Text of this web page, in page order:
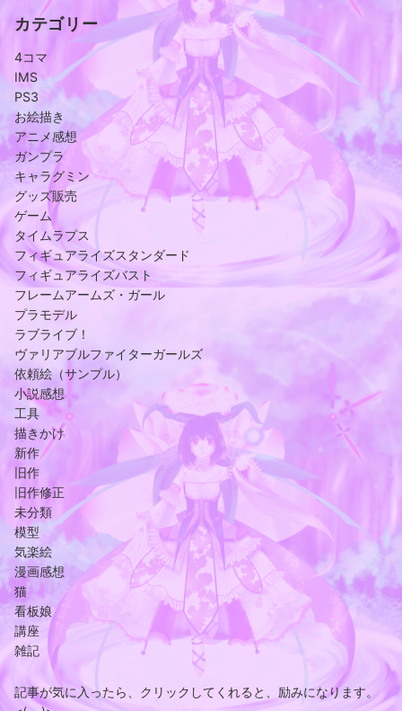
カテゴリー
4コマ
IMS
PS3
お絵描き
アニメ感想
ガンプラ
キャラグミン
グッズ販売
ゲーム
タイムラプス
フィギュアライズスタンダード
フィギュアライズバスト
フレームアームズ・ガール
プラモデル
ラブライブ！
ヴァリアブルファイターガールズ
依頼絵（サンプル）
小説感想
工具
描きかけ
新作
旧作
旧作修正
未分類
模型
気楽絵
漫画感想
猫
看板娘
講座
雑記
記事が気に入ったら、クリックしてくれると、励みになります。